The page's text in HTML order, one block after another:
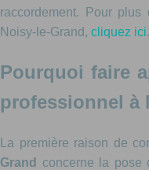
raccordement. Pour plus
Noisy-le-Grand, cliquez ici.
Pourquoi faire
professionnel à
La première raison de
Grand
concerne la pose